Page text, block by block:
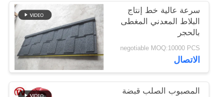
سرعة عالية خط إنتاج
البلاط المعدني المغطى
بالحجر
negotiable MOQ:10000 PCS
الاتصال
المصبوب الصلب قبضة